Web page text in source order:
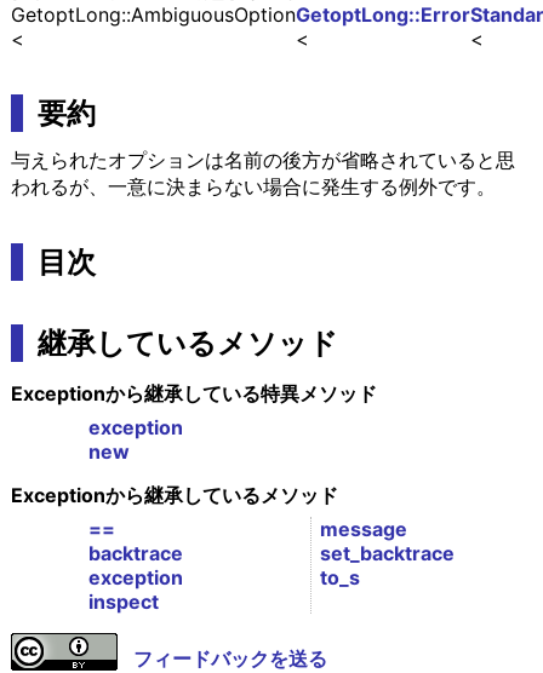
GetoptLong::Error
GetoptLong::AmbiguousOption
要約
与えられたオプションは名前の後方が省略されていると思
われるが、一意に決まらない場合に発生する例外です。
目次
継承しているメソッド
Exceptionから継承している特異メソッド
exception
new
Exceptionから継承しているメソッド
==
backtrace
exception
inspect
message
set_backtrace
to_s
フィードバックを送る